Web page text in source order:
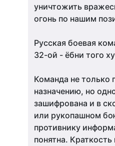
уничтожить
огонь по нашим
Русская боевая
32-ой - ёбни того
Команда не только
назначению, но
зашифрована и в
или рукопашном
противнику
понятна.